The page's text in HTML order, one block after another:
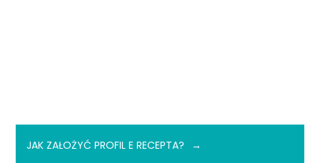
JAK ZAŁOŻYĆ PROFIL E RECEPTA?